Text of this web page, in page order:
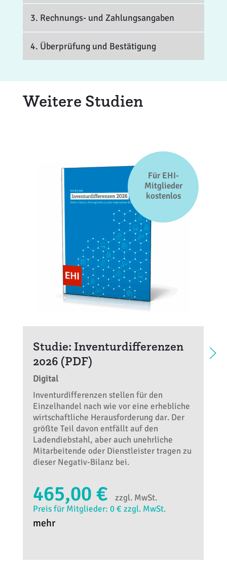
3. Rechnungs- und Zahlungsangaben
4. Überprüfung und Bestätigung
Weitere Studien
Für EHI-
Mitglieder
kostenlos
Studie: Inventurdifferenzen
2026 (PDF)
Digital
Inventurdifferenzen stellen für den
Einzelhandel nach wie vor eine erhebliche
wirtschaftliche Herausforderung dar. Der
größte Teil davon entfällt auf den
Ladendiebstahl, aber auch unehrliche
Mitarbeitende oder Dienstleister tragen zu
dieser Negativ-Bilanz bei.
465,00 €
zzgl. MwSt.
Preis für Mitglieder: 0 € zzgl. MwSt.
mehr